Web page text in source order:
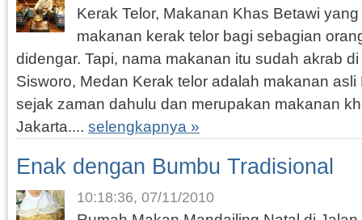
Kerak Telor, Makanan Khas Betawi
makanan kerak telor bagi sebagian
didengar. Tapi, nama makanan itu sudah akrab
Sisworo, Medan Kerak telor adalah makanan
sejak zaman dahulu dan merupakan makanan
Jakarta.... selengkapnya »
Enak dengan Bumbu Tradisional
10:18:36, 07/11/2010